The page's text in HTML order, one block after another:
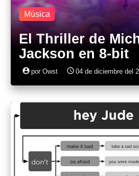
Música
El Thriller de
Jackson en 8-bit
account_circle por Owst access_time 04 de diciembre del